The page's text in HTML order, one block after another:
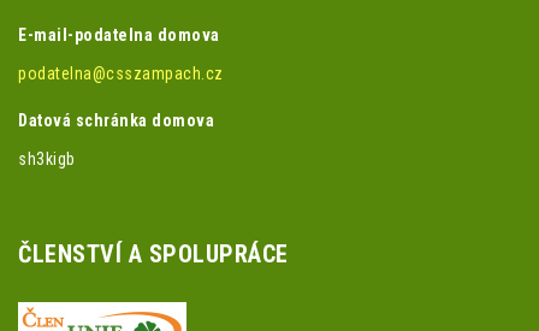
E-mail-podatelna domova
podatelna@csszampach.cz
Datová schránka domova
sh3kigb
ČLENSTVÍ A SPOLUPRÁCE